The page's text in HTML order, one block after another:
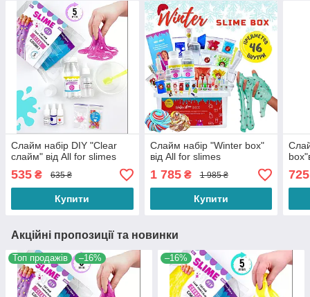
Слайм набір DIY "Clear
слайм" від All for slimes
535 ₴ 635 ₴
Купити
Слайм набір "Winter box"
від All for slimes
1 785₴ 1 985 ₴
Купити
725
Акційні пропозиції та новинки
Топ продажів –16% –16%